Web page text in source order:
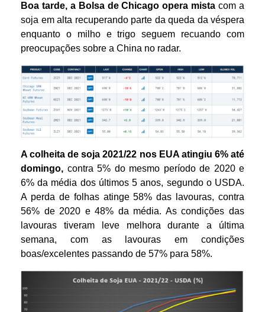
Boa tarde, a Bolsa de Chicago opera mistacom a
soja em alta recuperando parte da queda da véspera
enquanto o milho e trigo seguem recuando com
preocupações sobre a China no radar.
A colheita de soja 2021/22 nos EUA atingiu 6% até
domingo, contra 5% do mesmo período de 2020 e
6% da média dos últimos 5 anos, segundo o USDA.
A perda de folhas atinge 58% das lavouras, contra
56% de 2020 e 48% da média. As condições das
lavouras tiveram leve melhora durante a última
semana, com as lavouras em condições
boas/excelentes passando de 57% para 58%.